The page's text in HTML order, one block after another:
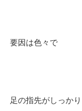
要因は色々で
足の指先がしっかり